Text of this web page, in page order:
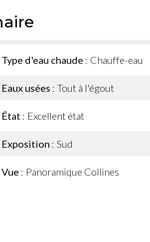
Type d'eau chaude Chauffe-eau
Eaux usées Tout à l'égout
État Excellent état
Exposition Sud
Vue Panoramique Collines